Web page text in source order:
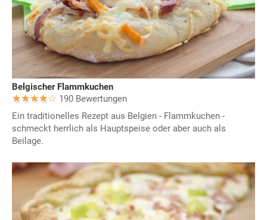
Belgischer Flammkuchen
190 Bewertungen
Ein traditionelles Rezept aus Belgien - Flammkuchen -
schmeckt herrlich als Hauptspeise oder aber auch als
Beilage.